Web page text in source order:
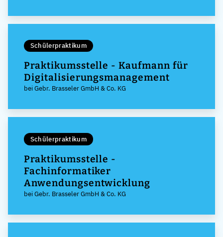
Schülerpraktikum
Praktikumsstelle - Kaufmann für
Digitalisierungsmanagement
bei Gebr. Brasseler GmbH & Co. KG
Schülerpraktikum
Praktikumsstelle -
Fachinformatiker
Anwendungsentwicklung
bei Gebr. Brasseler GmbH & Co. KG